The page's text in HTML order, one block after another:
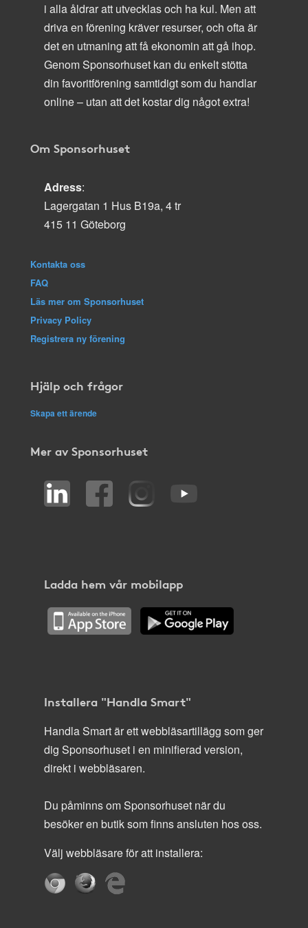
i alla åldrar att utvecklas och ha kul. Men att
driva en förening kräver resurser, och ofta är
det en utmaning att få ekonomin att gå ihop.
Genom Sponsorhuset kan du enkelt stötta
din favoritförening samtidigt som du handlar
online – utan att det kostar dig något extra!
Om Sponsorhuset
Adress:
Lagergatan 1 Hus B19a, 4 tr
415 11 Göteborg
Kontakta oss
FAQ
Läs mer om Sponsorhuset
Privacy Policy
Registrera ny förening
Hjälp och frågor
Skapa ett ärende
Mer av Sponsorhuset
Ladda hem vår mobilapp
Installera "Handla Smart"
Handla Smart är ett webbläsartillägg som ger
dig Sponsorhuset i en minifierad version,
direkt i webbläsaren.
Du påminns om Sponsorhuset när du
besöker en butik som finns ansluten hos oss.
Välj webbläsare för att installera: